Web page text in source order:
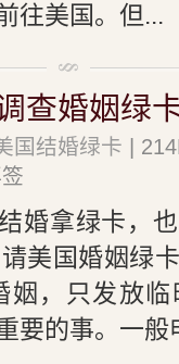
往美国。但...
查婚姻绿
国结婚绿卡 |
婚拿绿卡，
美国婚姻绿
，只发放
要的事。一般